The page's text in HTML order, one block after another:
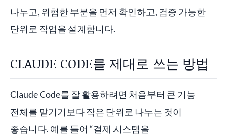
나누고, 위험한 부분을 먼저 확인하고, 검증 가능한
단위로 작업을 설계합니다.
CLAUDE CODE를 제대로 쓰는 방법
Claude Code를 잘 활용하려면 처음부터 큰 기능
전체를 맡기기보다 작은 단위로 나누는 것이
좋습니다. 예를 들어 “결제 시스템을